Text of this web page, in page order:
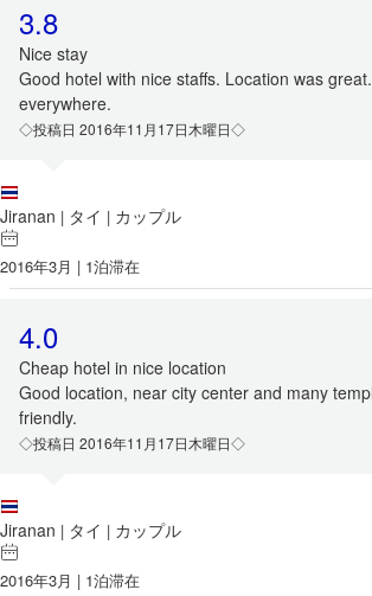
3.8
Nice stay
Good hotel with nice staffs. Location was
everywhere.
◇投稿日 2016年11月17日木曜日◇
Jiranan | タイ | カップル
2016年3月 | 1泊滞在
4.0
Cheap hotel in nice location
Good location, near city center and many
friendly.
◇投稿日 2016年11月17日木曜日◇
Jiranan | タイ | カップル
2016年3月 | 1泊滞在